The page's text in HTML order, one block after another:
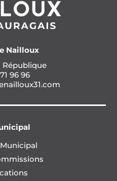
Nailloux
République
96 96